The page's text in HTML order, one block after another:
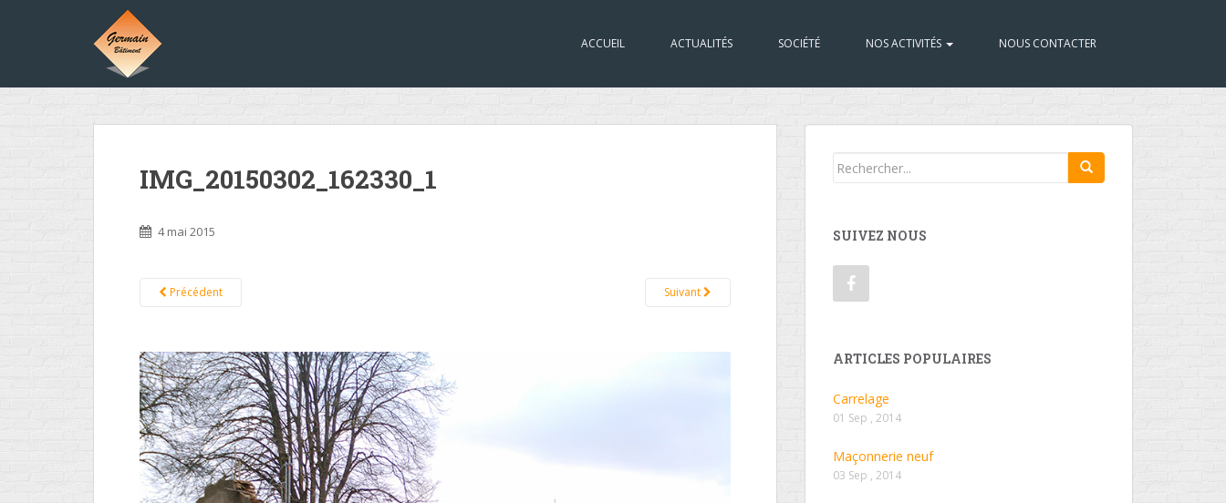
ACCUEIL ACTUALITÉS SOCIÉTÉ NOS ACTIVITÉS NOUS CONTACTER
IMG_20150302_162330_1
4 mai 2015
Précédent Suivant
SUIVEZ NOUS
ARTICLES POPULAIRES
Carrelage
01 Sep , 2014
Maçonnerie neuf
03 Sep , 2014